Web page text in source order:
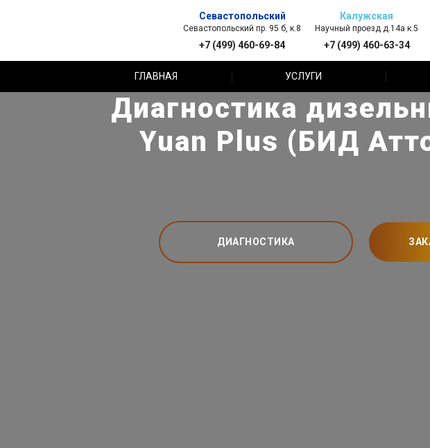
Севастопольский
Севастопольский пр. 95 б, к.8
+7 (499) 460-69-84
Калужская
Научный проезд д.14а к.5
+7 (499) 460-63-34
ГЛАВНАЯ УСЛУГИ
Диагностика
Yuan Plus (БИД
ДИАГНОСТИКА